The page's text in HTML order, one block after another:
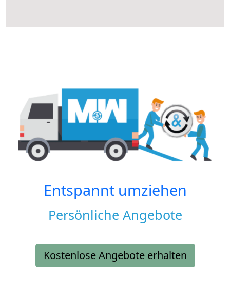
Entspannt umziehen
Persönliche Angebote
Kostenlose Angebote erhalten